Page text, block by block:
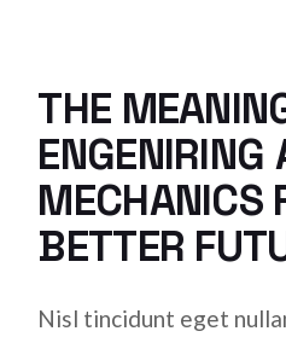
THE
ENGENIRING
MECHANICS
BETTER
Nisl tincidunt eget